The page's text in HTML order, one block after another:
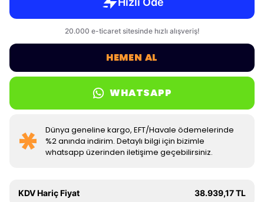
HEMEN AL
WHATSAPP
Dünya geneline kargo, EFT/Havale ödemelerinde
%2 anında indirim. Detaylı bilgi için bizimle
whatsapp üzerinden iletişime geçebilirsiniz.
KDV Hariç Fiyat 38.939,17 TL